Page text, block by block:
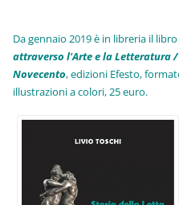
Da gennaio 2019 è in libreria il
attraverso l'Arte e la Letteratura
Novecento, edizioni Efesto,
illustrazioni a colori, 25 euro.